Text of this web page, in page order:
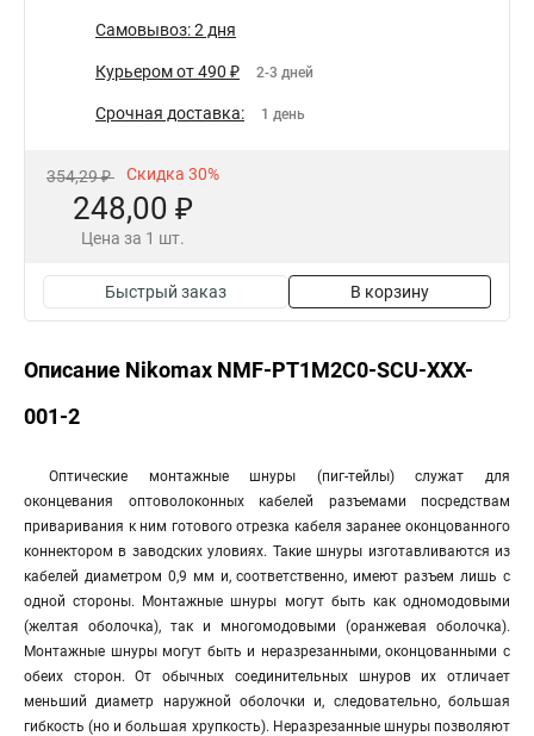
Самовывоз: 2 дня
Курьером от 490 ₽ 2-3 дней
Срочная доставка: 1 день
354,29 ₽ Скидка 30%
248,00 ₽
Цена за 1 шт.
Быстрый заказ В корзину
Описание Nikomax NMF-PT1M2C0-SCU-XXX-
001-2
Оптические монтажные шнуры (пиг-тейлы) служат для
оконцевания оптоволоконных кабелей разъемами посредствам
приваривания к ним готового отрезка кабеля заранее оконцованного
коннектором в заводских уловиях. Такие шнуры изготавливаются из
кабелей диаметром 0,9 мм и, соответственно, имеют разъем лишь с
одной стороны. Монтажные шнуры могут быть как одномодовыми
(желтая оболочка), так и многомодовыми (оранжевая оболочка).
Монтажные шнуры могут быть и неразрезанными, оконцованными с
обеих сторон. От обычных соединительных шнуров их отличает
меньший диаметр наружной оболочки и, следовательно, большая
гибкость (но и большая хрупкость). Неразрезанные шнуры позволяют